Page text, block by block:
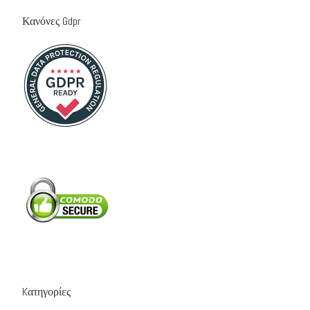
Κανόνες Gdpr
Kατηγορίες